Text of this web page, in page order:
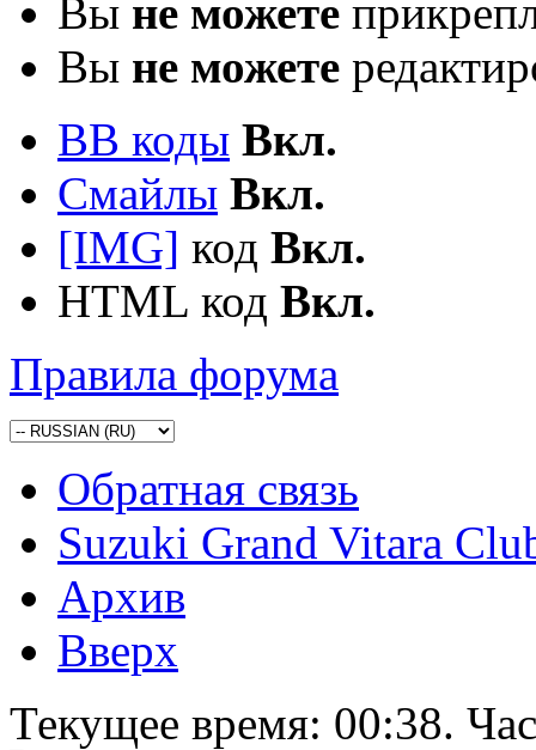
Вы не можете
Вы не можете
BB коды Вкл.
Смайлы Вкл.
[IMG] код Вкл.
HTML код Вкл.
Правила форума
Обратная связь
Suzuki Grand Vitara
Архив
Вверх
Текущее время: 00:38.